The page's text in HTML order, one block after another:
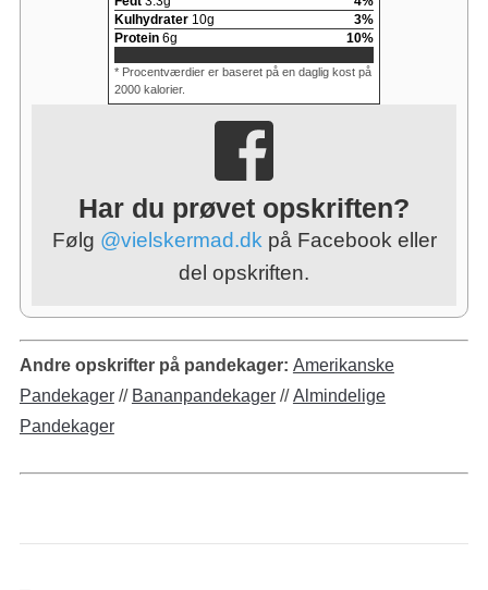
Kulhydrater 10g 3%
Protein 6g 10%
* Procentværdier er baseret på en daglig kost på
2000 kalorier.
Har du prøvet opskriften?
Følg @vielskermad.dk på Facebook eller
del opskriften.
Andre opskrifter på pandekager: Amerikanske
Pandekager// Bananpandekager//Almindelige
Pandekager